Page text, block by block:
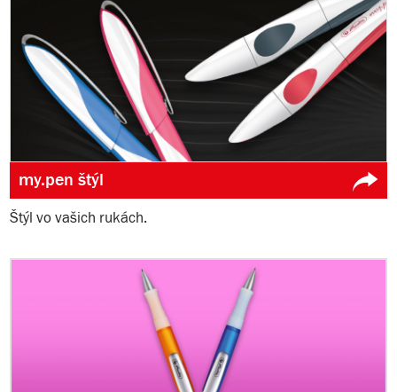
my.pen štýl
Štýl vo vašich rukách.